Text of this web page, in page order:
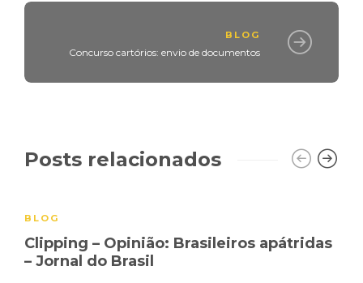
BLOG
Concurso cartórios: envio de documentos
Posts relacionados
BLOG
Clipping – Opinião: Brasileiros apátridas
– Jornal do Brasil